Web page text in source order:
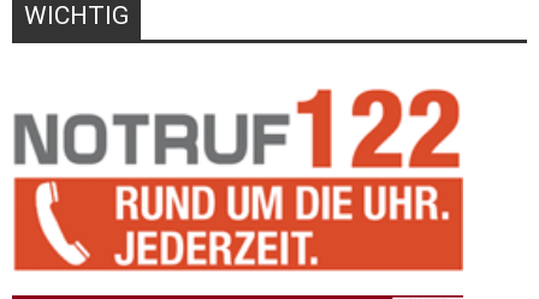
WICHTIG